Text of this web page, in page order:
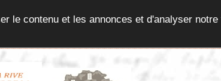
le contenu et les annonces et d'analyser